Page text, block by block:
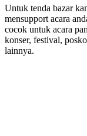
Untuk tenda bazar
mensupport acara
cocok untuk acara
konser, festival,
lainnya.